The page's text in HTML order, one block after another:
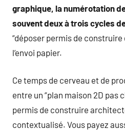
graphique, la numérotation
souvent deux à trois cycles
“déposer permis de construire
l’envoi papier.
Ce temps de cerveau et de
entre un “plan maison 2D pas
permis de construire
contextualisé. Vous payez